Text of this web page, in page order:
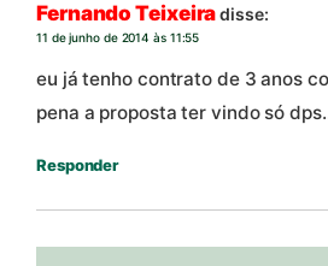
Fernando Teixeiradisse:
11 de junho de 2014 às 11:55
eu já tenho contrato de 3 anos
pena a proposta ter vindo só
Responder